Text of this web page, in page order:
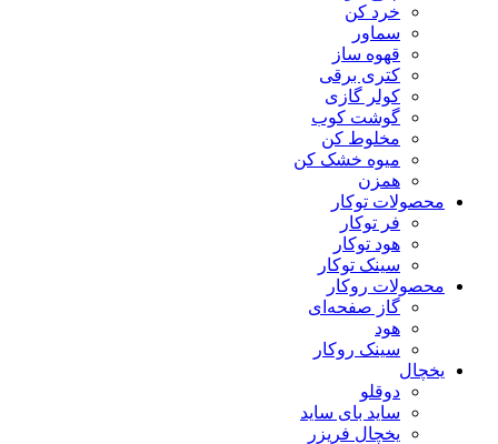
خرد کن
سماور
قهوه ساز
کتری برقی
کولر گازی
گوشت کوب
مخلوط کن
میوه خشک کن
همزن
محصولات توکار
فر توکار
هود توکار
سینک توکار
محصولات روکار
گاز صفحه‌ای
هود
سینک روکار
یخچال
دوقلو
ساید بای ساید
یخچال فریزر